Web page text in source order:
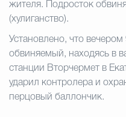
жителя. Подросток
(хулиганство).
Установлено, что
обвиняемый, находясь в
станции Вторчермет в
ударил контролера и
перцовый баллончик.